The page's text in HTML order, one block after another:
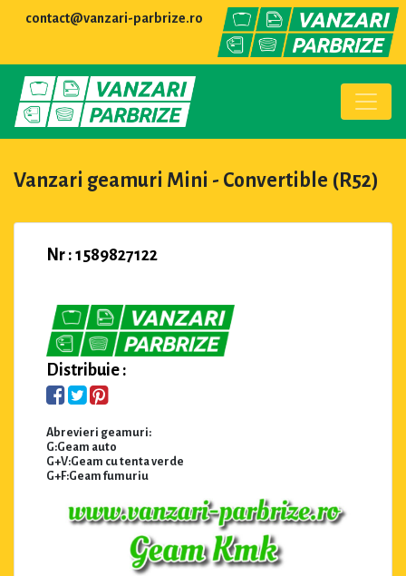
contact@vanzari-parbrize.ro
Vanzari geamuri Mini - Convertible (R52)
Nr : 1589827122
Distribuie :
Abrevieri geamuri:
G:Geam auto
G+V:Geam cu tenta verde
G+F:Geam fumuriu